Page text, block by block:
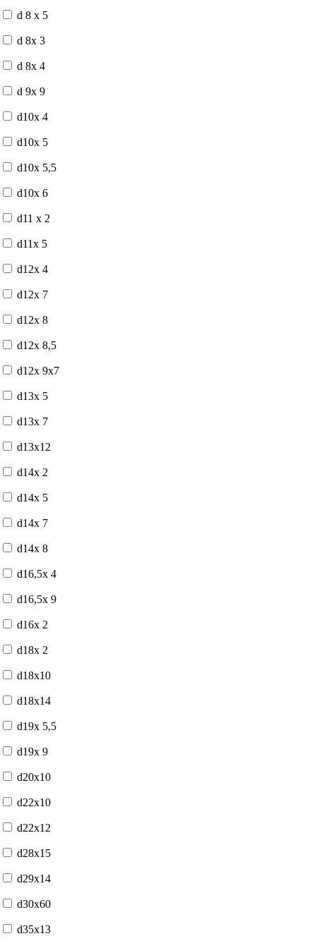
d 8 x 5
d 8x 3
d 8x 4
d 9x 9
d10x 4
d10x 5
d10x 5,5
d10x 6
d11 x 2
d11x 5
d12x 4
d12x 7
d12x 8
d12x 8,5
d12x 9x7
d13x 5
d13x 7
d13x12
d14x 2
d14x 5
d14x 7
d14x 8
d16,5x 4
d16,5x 9
d16x 2
d18x 2
d18x10
d18x14
d19x 5,5
d19x 9
d20x10
d22x10
d22x12
d28x15
d29x14
d30x60
d35x13